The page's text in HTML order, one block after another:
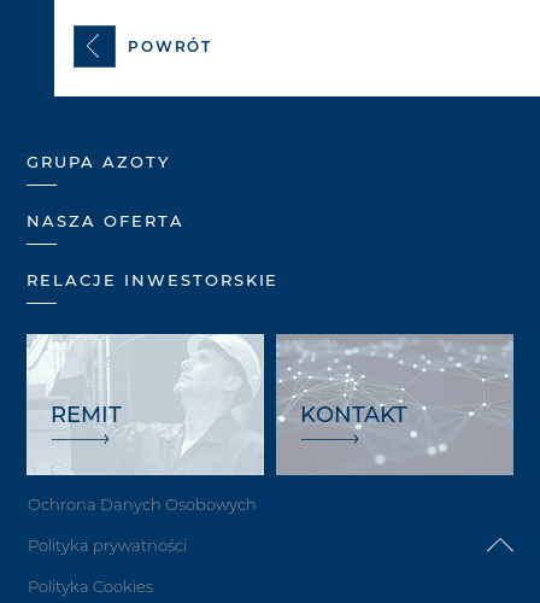
POWRÓT
GRUPA AZOTY
NASZA OFERTA
RELACJE INWESTORSKIE
REMIT KONTAKT
Ochrona Danych Osobowych
Polityka prywatności
Polityka Cookies